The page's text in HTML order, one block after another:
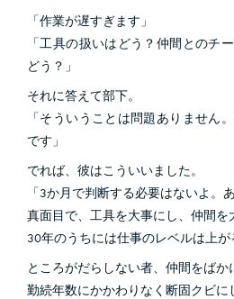
「作業が遅すぎます」
「工具の扱いはどう？仲間とのチ
どう？」
それに答えて部下。
「そういうことは問題ありません
です」
でれば、彼はこういいました。
「3か月で判断する必要はないよ。
真面目で、工具を大事にし、仲間を
30年のうちには仕事のレベルは上が
ところがだらしない者、仲間をばか
勤続年数にかかわりなく断固クビに